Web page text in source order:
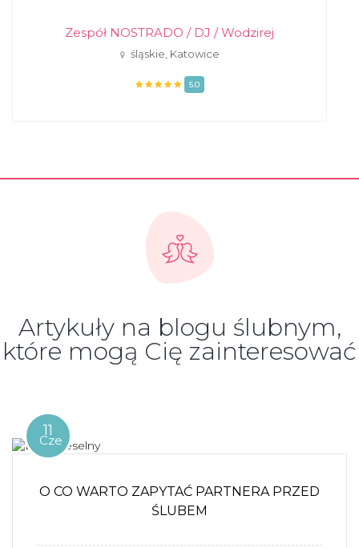
Zespół NOSTRADO / DJ / Wodzirej
śląskie, Katowice
5.0
Artykuły na blogu ślubnym,
które mogą Cię zainteresować
11
Cze
O CO WARTO ZAPYTAĆ PARTNERA PRZED
ŚLUBEM